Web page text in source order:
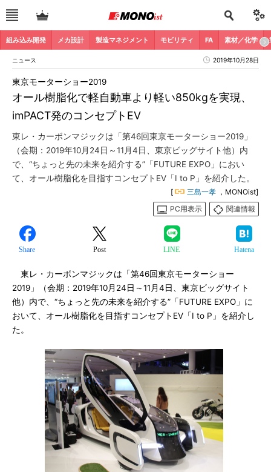
組み込み開発 メカ設計 製造マネジメント モビリティ FA 素材／化学
ニュース 2019年10月28日
オール樹脂化で軽自動車より軽い850kgを実現、
imPACT発のコンセプトEV
東京モーターショー2019
東レ・カーボンマジックは「第46回東京モーターショー2019」
（会期：2019年10月24日～11月4日、東京ビッグサイト他）内
で、“ちょっと先の未来を紹介する”「FUTURE EXPO」におい
て、オール樹脂化を目指すコンセプトEV「I to P」を紹介した。
[ 三島一孝 ，MONOist]
PC用表示
関連情報
Share Post LINE Hatena
東レ・カーボンマジックは「第46回東京モーターショー
2019」（会期：2019年10月24日～11月4日、東京ビッグサイト
他）内で、“ちょっと先の未来を紹介する”「FUTURE EXPO」に
おいて、オール樹脂化を目指すコンセプトEV「I to P」を紹介し
た。